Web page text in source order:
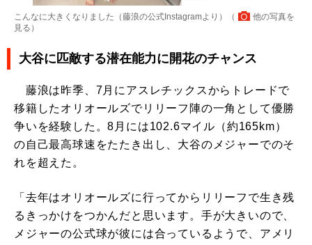
こんなに大きくなりました（藤浪の公式Instagramより）（
他の写真を
見る ）
大谷に匹敵する潜在能力に開花のチャンス
藤浪は昨季、7月にアスレチックスからトレードで
移籍したオリオールズでリリーフ陣の一角として優勝
争いを経験した。8月には102.6マイル（約165km）
の自己最高球速をたたき出し、大谷のメジャーでのそ
れを超えた。
「去年はオリオールズに行ってからリリーフで生き残
るきっかけをつかんだと思います。手が大きいので、
メジャーの公式球が彼には合っているようで、アメリ